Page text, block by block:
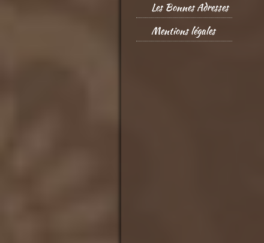
Les Bonnes Adresses
Mentions légales